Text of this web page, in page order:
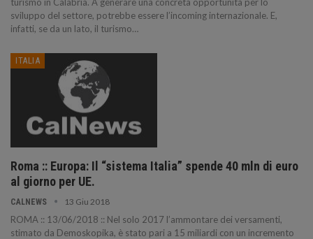
turismo in Calabria. A generare una concreta opportunità per lo
sviluppo del settore, potrebbe essere l’incoming internazionale. E,
infatti, se da un lato, il turismo…
ITALIA
Roma :: Europa: Il “sistema Italia” spende 40 mln di euro
al giorno per UE.
CALNEWS 13 Giu 2018
ROMA :: 13/06/2018 :: Nel solo 2017 l’ammontare dei versamenti,
stimato da Demoskopika, è stato pari a 15 miliardi con un incremento